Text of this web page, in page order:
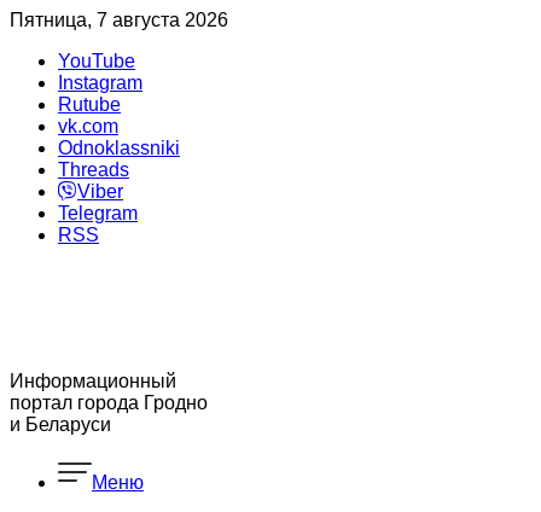
Пятница, 7 августа 2026
YouTube
Instagram
Rutube
vk.com
Odnoklassniki
Threads
Viber
Telegram
RSS
Информационный
портал города Гродно
и Беларуси
Меню